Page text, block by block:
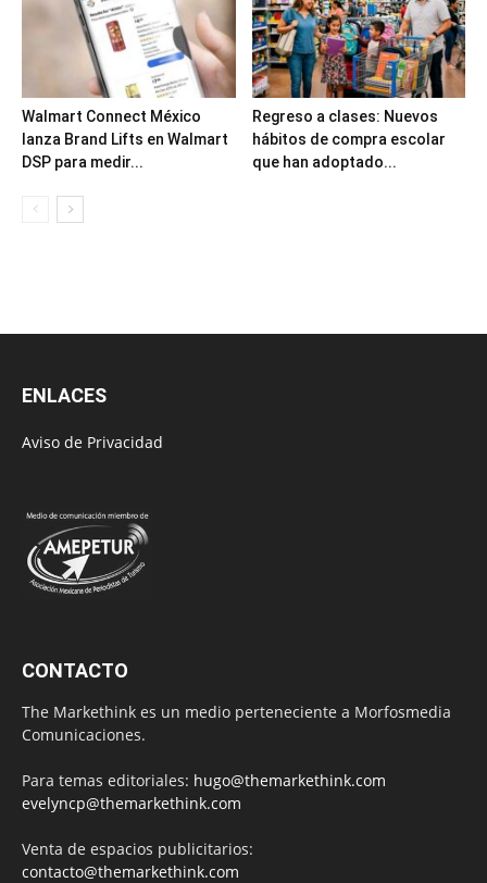
Walmart Connect México
lanza Brand Lifts en Walmart
DSP para medir...
Regreso a clases: Nuevos
hábitos de compra escolar
que han adoptado...
ENLACES
Aviso de Privacidad
CONTACTO
The Markethink es un medio perteneciente a Morfosmedia
Comunicaciones.
Para temas editoriales: hugo@themarkethink.com
evelyncp@themarkethink.com
Venta de espacios publicitarios:
contacto@themarkethink.com